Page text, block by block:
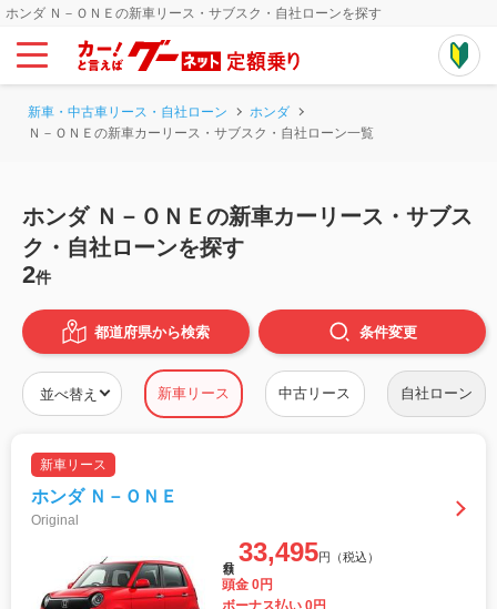
ホンダ Ｎ－ＯＮＥの新車リース・サブスク・自社ローンを探す
新車・中古車リース・自社ローン
ホンダ
Ｎ－ＯＮＥの新車カーリース・サブスク・自社ローン一覧
ホンダ Ｎ－ＯＮＥの新車カーリース・サブス
ク・自社ローンを探す
2件
都道府県から検索 条件変更
新車リース 中古リース 自社ローン
新車リース
ホンダ Ｎ－ＯＮＥ
Original
33,495円（税込）
頭金 0円
ボーナス払い 0円